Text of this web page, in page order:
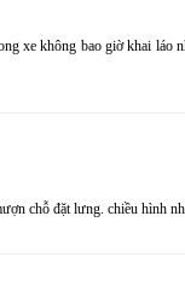
xe không bao giờ khai láo
chỗ đặt lưng. chiều hình